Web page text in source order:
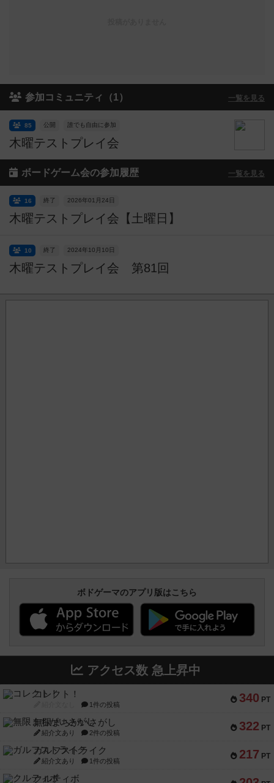
参加コミュニティ（1） 一覧を見る
木曜テストプレイ会
公開 誰でも自由に参加
85
ボードゲーム会の参加履歴 一覧を見る
木曜テストプレイ会【土曜日】
終了 2026年01月24日
16
木曜テストプレイ会 第81回
終了 2024年10月10日
10
ボドゲーマのアプリ版はこちら
アクセス数 急上昇中
340 PT
コレクト！
1件の投稿
322 PT
無限まちがいさがし
紹介文あり 2件の投稿
217 PT
ガルフストライク
紹介文あり 1件の投稿
クルティボ